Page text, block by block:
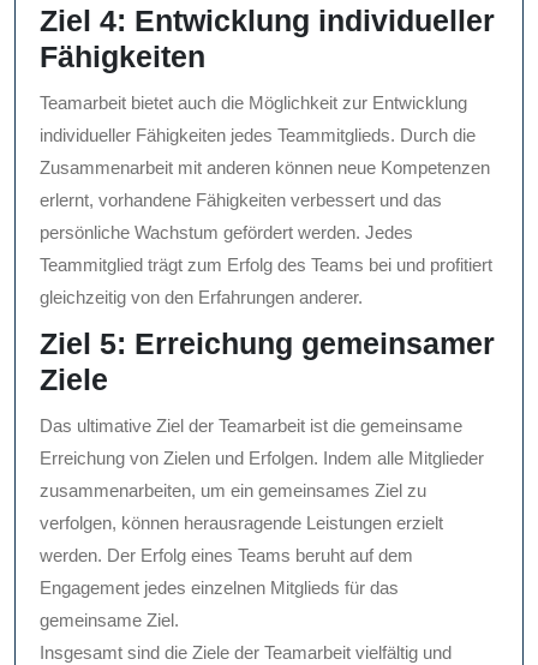
Ziel 4: Entwicklung individueller
Fähigkeiten
Teamarbeit bietet auch die Möglichkeit zur Entwicklung
individueller Fähigkeiten jedes Teammitglieds. Durch die
Zusammenarbeit mit anderen können neue Kompetenzen
erlernt, vorhandene Fähigkeiten verbessert und das
persönliche Wachstum gefördert werden. Jedes
Teammitglied trägt zum Erfolg des Teams bei und profitiert
gleichzeitig von den Erfahrungen anderer.
Ziel 5: Erreichung gemeinsamer
Ziele
Das ultimative Ziel der Teamarbeit ist die gemeinsame
Erreichung von Zielen und Erfolgen. Indem alle Mitglieder
zusammenarbeiten, um ein gemeinsames Ziel zu
verfolgen, können herausragende Leistungen erzielt
werden. Der Erfolg eines Teams beruht auf dem
Engagement jedes einzelnen Mitglieds für das
gemeinsame Ziel.
Insgesamt sind die Ziele der Teamarbeit vielfältig und